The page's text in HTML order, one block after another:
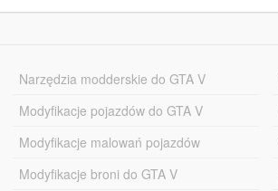
Narzędzia modderskie do GTA V
Modyfikacje pojazdów do GTA V
Modyfikacje malowań pojazdów
Modyfikacje broni do GTA V